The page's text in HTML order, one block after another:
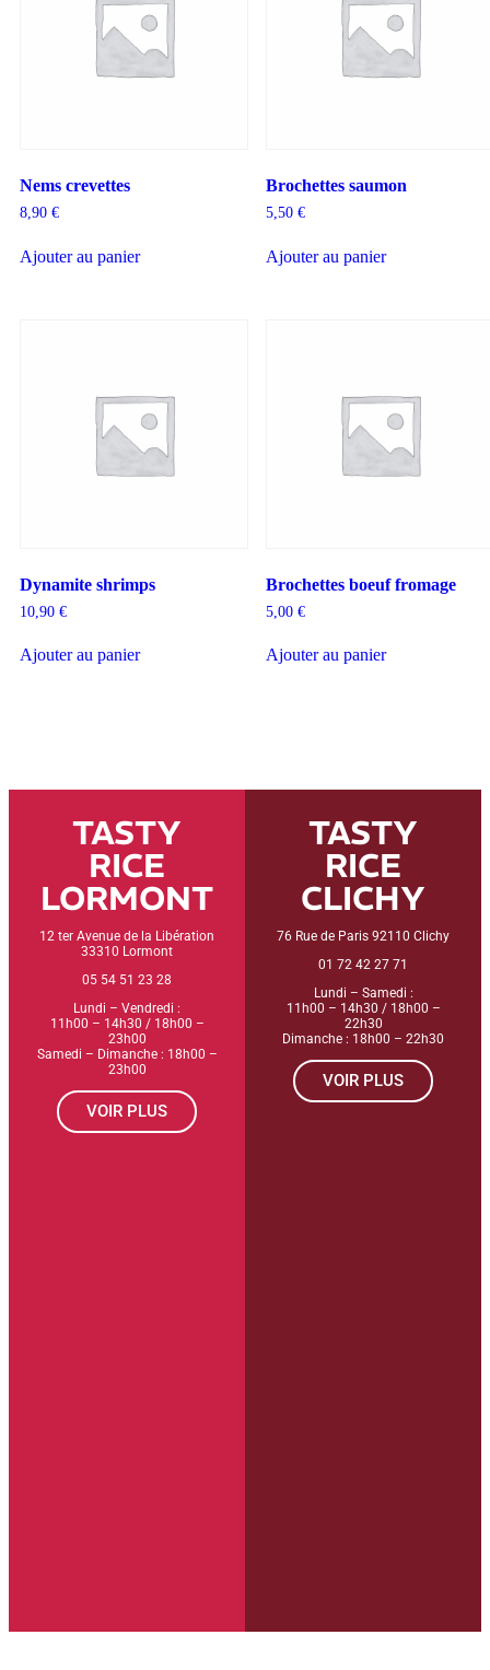
Nems crevettes
8,90 €
Ajouter au panier
Brochettes saumon
5,50 €
Ajouter au panier
Dynamite shrimps
10,90 €
Ajouter au panier
Brochettes boeuf fromage
5,00 €
Ajouter au panier
TASTY
RICE
LORMONT
12 ter Avenue de la Libération
33310 Lormont
05 54 51 23 28
Lundi – Vendredi :
11h00 – 14h30 / 18h00 –
23h00
Samedi – Dimanche : 18h00 –
23h00
VOIR PLUS
TASTY
RICE
CLICHY
76 Rue de Paris 92110 Clichy
01 72 42 27 71
Lundi – Samedi :
11h00 – 14h30 / 18h00 –
22h30
Dimanche : 18h00 – 22h30
VOIR PLUS